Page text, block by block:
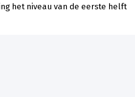
het niveau van de eerste helft